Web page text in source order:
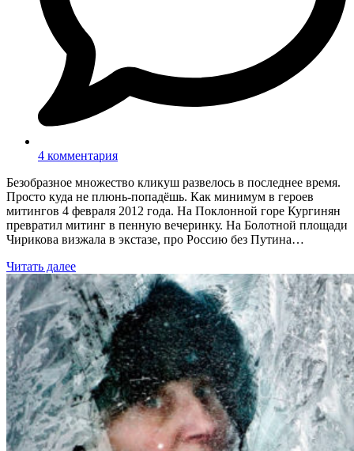
4 комментария
Безобразное множество кликуш развелось в последнее время.
Просто куда не плюнь-попадёшь. Как минимум в героев
митингов 4 февраля 2012 года. На Поклонной горе Кургинян
превратил митинг в пенную вечеринку. На Болотной площади
Чирикова визжала в экстазе, про Россию без Путина…
Читать далее